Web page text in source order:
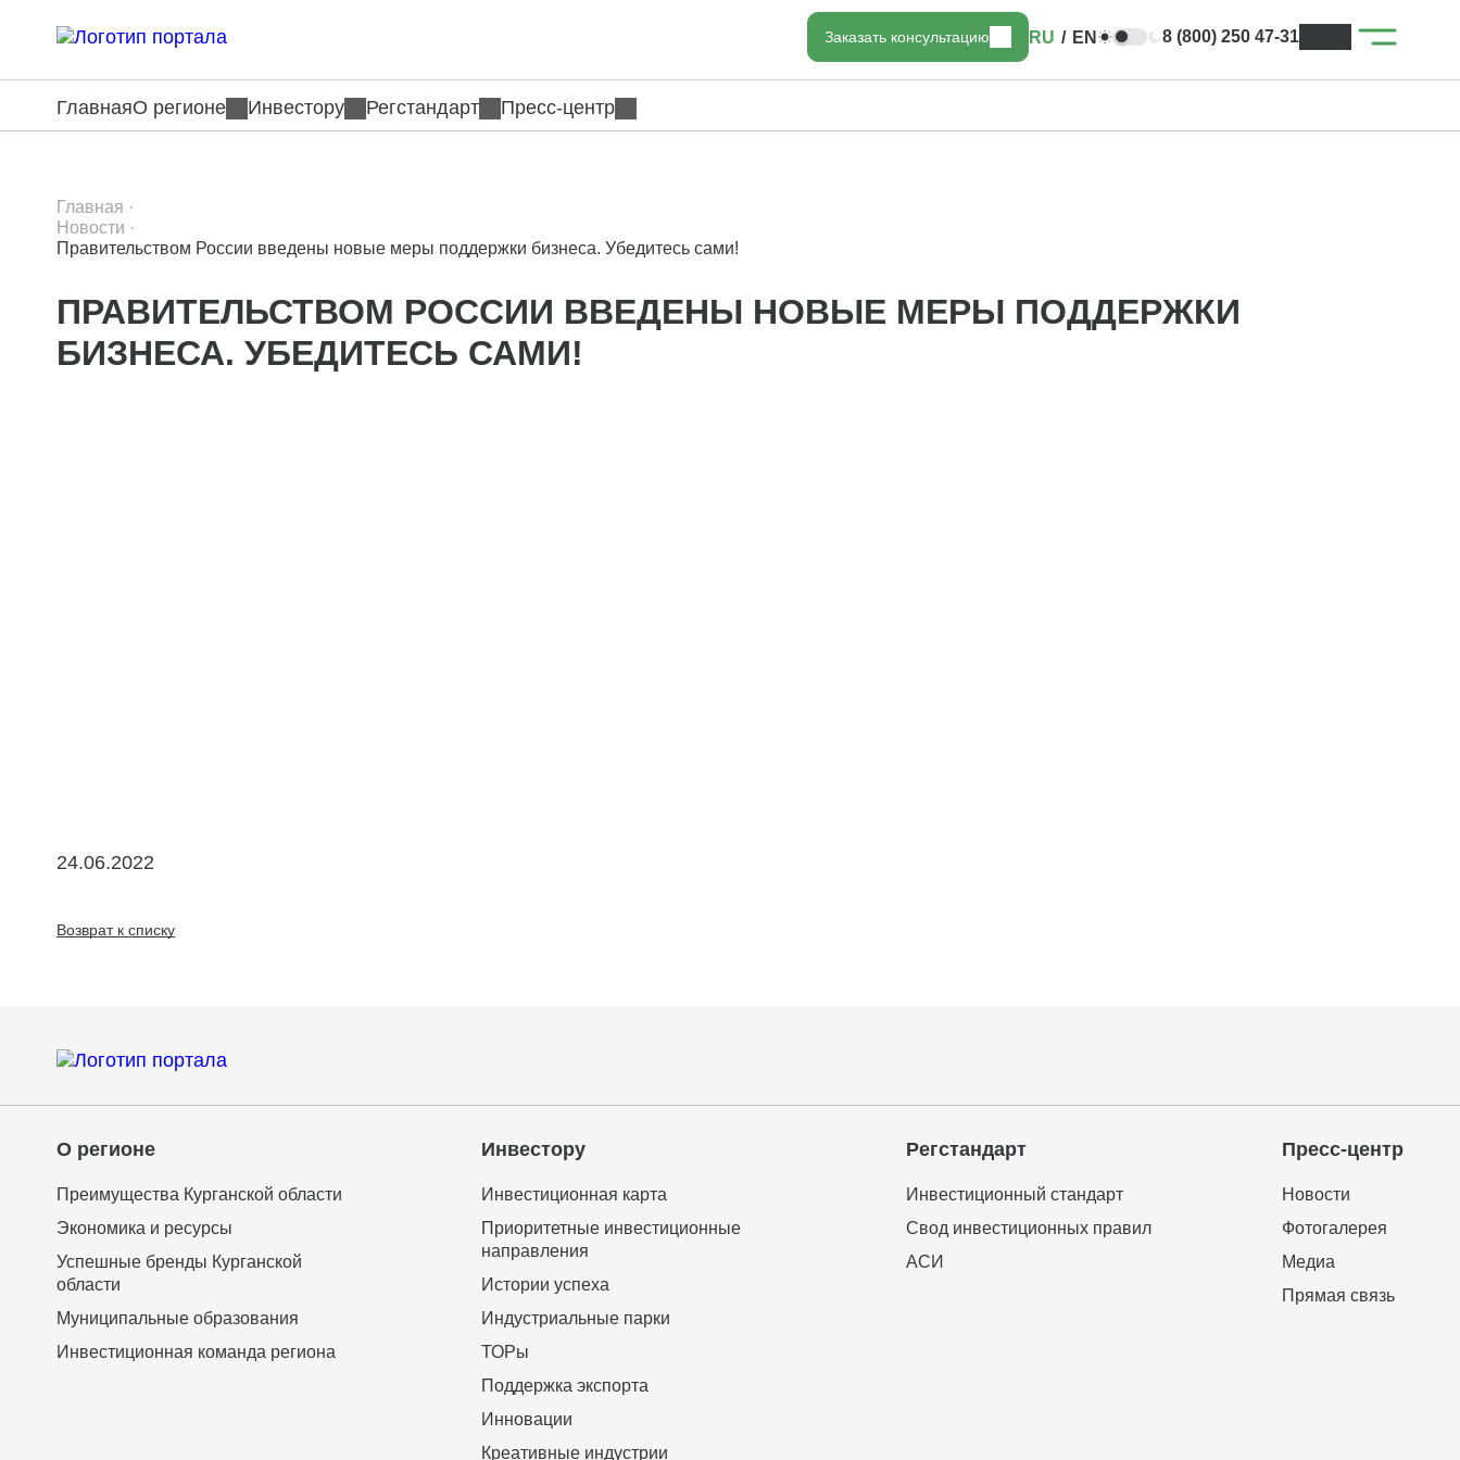
Заказать консультацию RU / EN 8 (800) 250 47-31
ГлавнаяО регионе Инвестору Регстандарт Пресс-центр
Главная ·
Новости ·
Правительством России введены новые меры поддержки бизнеса. Убедитесь сами!
ПРАВИТЕЛЬСТВОМ РОССИИ ВВЕДЕНЫ НОВЫЕ МЕРЫ ПОДДЕРЖКИ
БИЗНЕСА. УБЕДИТЕСЬ САМИ!
24.06.2022
Возврат к списку
О регионе
Преимущества Курганской области
Экономика и ресурсы
Успешные бренды Курганской
области
Муниципальные образования
Инвестиционная команда региона
Инвестору
Инвестиционная карта
Приоритетные инвестиционные
направления
Истории успеха
Индустриальные парки
ТОРы
Поддержка экспорта
Инновации
Креативные индустрии
Регстандарт
Инвестиционный стандарт
Свод инвестиционных правил
АСИ
Пресс-центр
Новости
Фотогалерея
Медиа
Прямая связь